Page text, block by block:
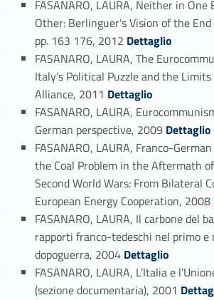
FASANARO, LAURA, Neither in
Other: Berlinguer’s Vision of the
pp. 163 176, 2012 Link identifier #identifier_person_42286-21
Dettaglio
FASANARO, LAURA, The
Italy’s Political Puzzle and the
Alliance, 2011 Link identifier #identifier_person_115202-22
Dettaglio
FASANARO, LAURA,
German perspective, 2009 Link identifier #identifier_person_161485-23
Dettaglio
FASANARO, LAURA, Franco-
the Coal Problem in the Aftermath
Second World Wars: From Bilateral
European Energy Cooperation, 2008
FASANARO, LAURA, Il carbone del
rapporti franco-tedeschi nel primo e
dopoguerra, 2004 Link identifier #identifier_person_137685-25
Dettaglio
FASANARO, LAURA, L’Italia e
(sezione documentaria), 2001 Link identifier #identifier_person_105191-26